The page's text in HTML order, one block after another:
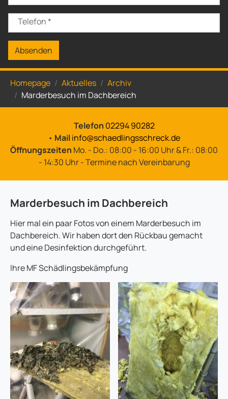
Telefon*
Absenden
Homepage Aktuelles
Archiv
Marderbesuch im Dachbereich
Telefon 02294 90282
• Mailinfo@schaedlingsschreck.de
Öffnungszeiten Mo. - Do.: 08:00 - 16:00 Uhr & Fr.: 08:00
- 14:30 Uhr - Termine nach Vereinbarung
Marderbesuch im Dachbereich
Hier mal ein paar Fotos von einem Marderbesuch im
Dachbereich. Wir haben dort den Rückbau gemacht
und eine Desinfektion durchgeführt.
Ihre MF Schädlingsbekämpfung